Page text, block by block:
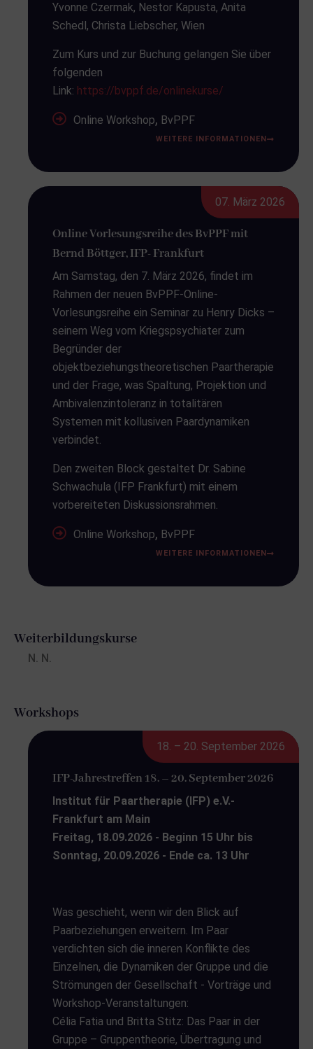
Yvonne Czermak, Nestor Kapusta, Anita
Schedl, Christa Liebscher, Wien
Zum Kurs und zur Buchung gelangen Sie über
folgenden
Link: https://bvppf.de/onlinekurse/
Online Workshop, BvPPF
WEITERE INFORMATIONEN
07. März 2026
Online Vorlesungsreihe des BvPPF mit
Bernd Böttger, IFP- Frankfurt
Am Samstag, den 7. März 2026, findet im
Rahmen der neuen BvPPF-Online-
Vorlesungsreihe ein Seminar zu Henry Dicks –
seinem Weg vom Kriegspsychiater zum
Begründer der
objektbeziehungstheoretischen Paartherapie
und der Frage, was Spaltung, Projektion und
Ambivalenzintoleranz in totalitären
Systemen mit kollusiven Paardynamiken
verbindet.
Den zweiten Block gestaltet Dr. Sabine
Schwachula (IFP Frankfurt) mit einem
vorbereiteten Diskussionsrahmen.
Online Workshop, BvPPF
WEITERE INFORMATIONEN
Weiterbildungskurse
N. N.
Workshops
18. – 20. September 2026
IFP-Jahrestreffen 18. – 20. September 2026
Institut für Paartherapie (IFP) e.V.-
Frankfurt am Main
Freitag, 18.09.2026 - Beginn 15 Uhr bis
Sonntag, 20.09.2026 - Ende ca. 13 Uhr
Was geschieht, wenn wir den Blick auf
Paarbeziehungen erweitern. Im Paar
verdichten sich die inneren Konflikte des
Einzelnen, die Dynamiken der Gruppe und die
Strömungen der Gesellschaft - Vorträge und
Workshop-Veranstaltungen:
Célia Fatia und Britta Stitz: Das Paar in der
Gruppe – Gruppentheorie, Übertragung und